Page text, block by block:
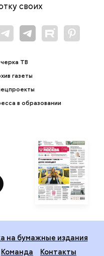
своих
ТВ
газеты
в образовании
на бумажные издания
Команда
Контакты